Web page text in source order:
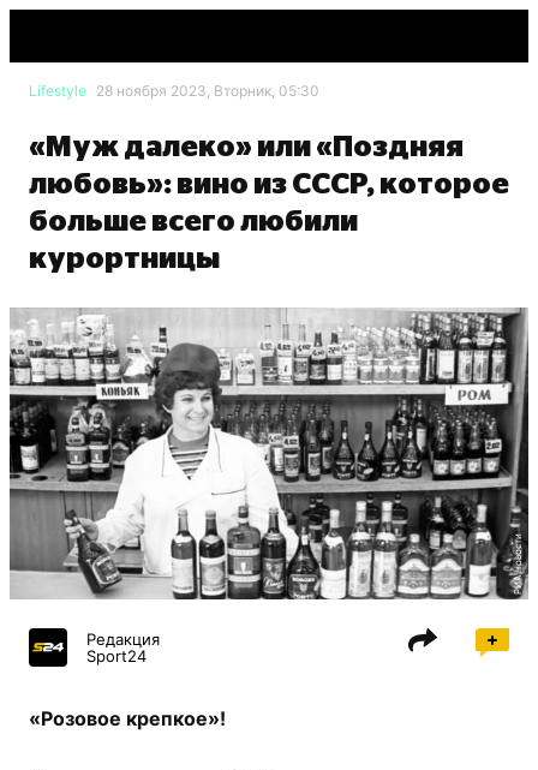
Lifestyle 28 ноября 2023, Вторник, 05:30
«Муж далеко» или «Поздняя
любовь»: вино из СССР, которое
больше всего любили
курортницы
РИА Новости
Редакция
Sport24
«Розовое крепкое»!